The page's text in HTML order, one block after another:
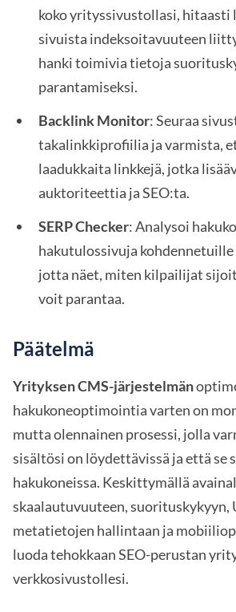
koko yrityssivustollasi, hitaasti
sivuista indeksoitavuuteen
hanki toimivia tietoja
parantamiseksi.
Backlink Monitor: Seuraa
takalinkkiprofiilia ja varmista,
laadukkaita linkkejä, jotka
auktoriteettia ja SEO:ta.
SERP Checker: Analysoi
hakutulossivuja
jotta näet, miten kilpailijat
voit parantaa.
Päätelmä
Yrityksen CMS-järjestelmän
hakukoneoptimointia varten on
mutta olennainen prosessi, jolla
sisältösi on löydettävissä ja että se
hakukoneissa. Keskittymällä
skaalautuvuuteen, suorituskykyyn,
metatietojen hallintaan ja
luoda tehokkaan SEO-perustan
verkkosivustollesi.